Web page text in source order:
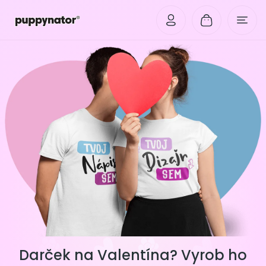
Darček na Valentína? Vyrob ho